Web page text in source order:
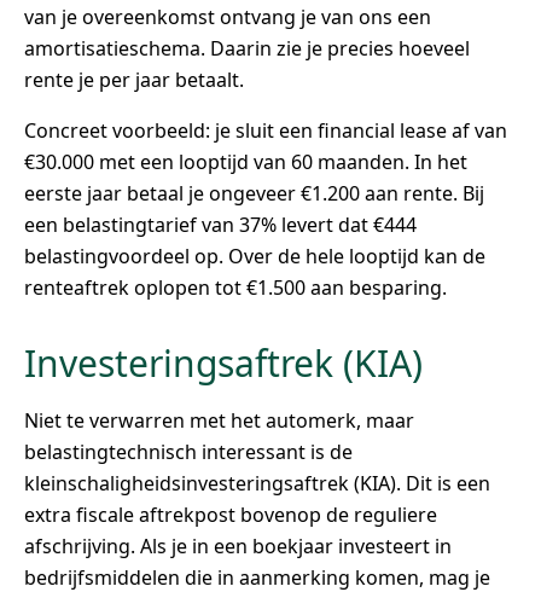
van je overeenkomst ontvang je van ons een
amortisatieschema. Daarin zie je precies hoeveel
rente je per jaar betaalt.
Concreet voorbeeld: je sluit een financial lease af van
€30.000 met een looptijd van 60 maanden. In het
eerste jaar betaal je ongeveer €1.200 aan rente. Bij
een belastingtarief van 37% levert dat €444
belastingvoordeel op. Over de hele looptijd kan de
renteaftrek oplopen tot €1.500 aan besparing.
Investeringsaftrek (KIA)
Niet te verwarren met het automerk, maar
belastingtechnisch interessant is de
kleinschaligheidsinvesteringsaftrek (KIA). Dit is een
extra fiscale aftrekpost bovenop de reguliere
afschrijving. Als je in een boekjaar investeert in
bedrijfsmiddelen die in aanmerking komen, mag je